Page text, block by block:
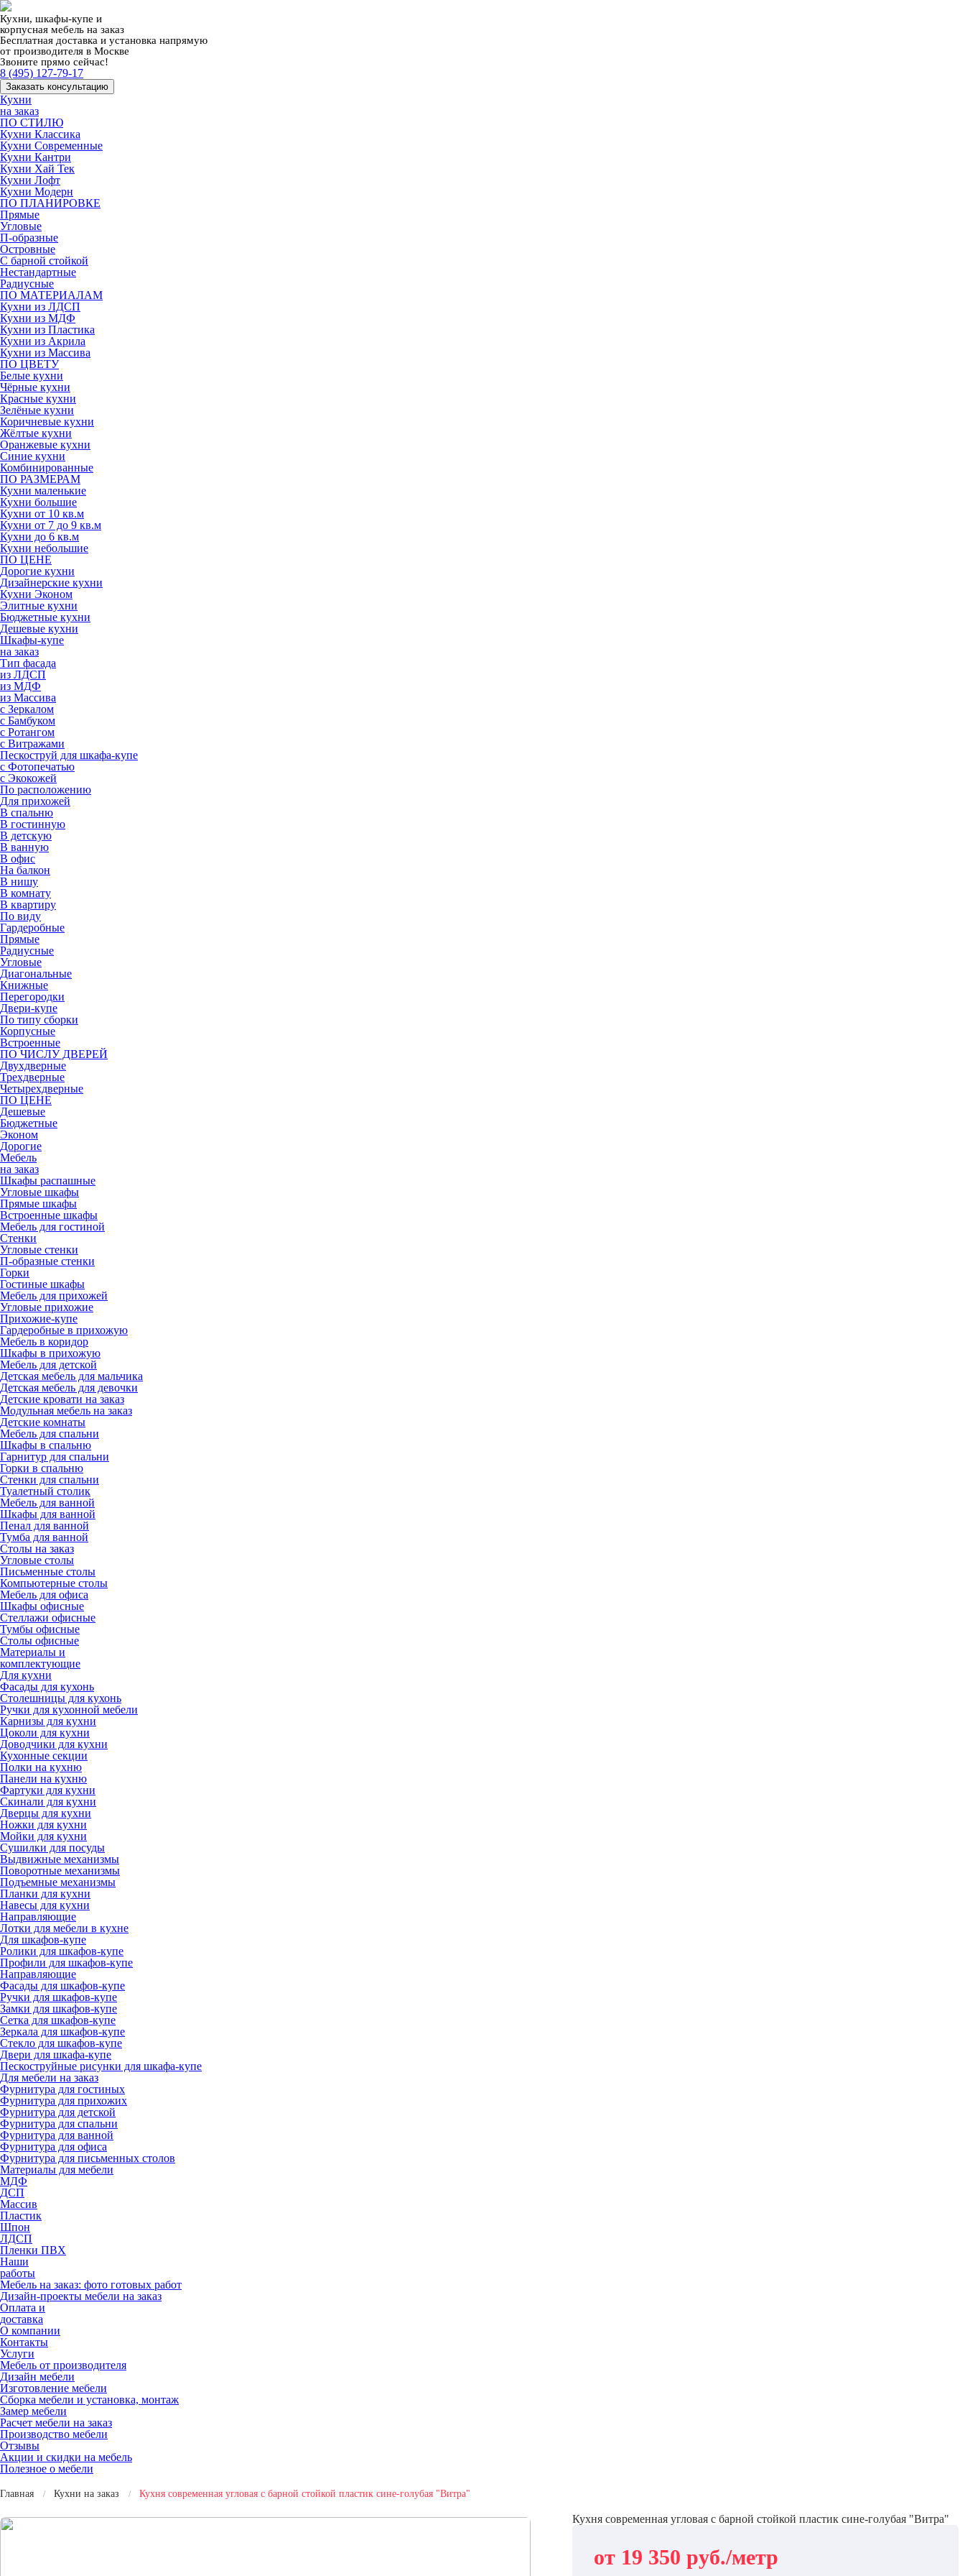
Кухни, шкафы-купе и
корпусная мебель на заказ
Бесплатная доставка и установка напрямую
от производителя в Москве
Звоните прямо сейчас!
8 (495) 127-79-17
Заказать консультацию
Кухни
на заказ
ПО СТИЛЮ
Кухни Классика
Кухни Современные
Кухни Кантри
Кухни Хай Тек
Кухни Лофт
Кухни Модерн
ПО ПЛАНИРОВКЕ
Прямые
Угловые
П-образные
Островные
С барной стойкой
Нестандартные
Радиусные
ПО МАТЕРИАЛАМ
Кухни из ЛДСП
Кухни из МДФ
Кухни из Пластика
Кухни из Акрила
Кухни из Массива
ПО ЦВЕТУ
Белые кухни
Чёрные кухни
Красные кухни
Зелёные кухни
Коричневые кухни
Жёлтые кухни
Оранжевые кухни
Синие кухни
Комбинированные
ПО РАЗМЕРАМ
Кухни маленькие
Кухни большие
Кухни от 10 кв.м
Кухни от 7 до 9 кв.м
Кухни до 6 кв.м
Кухни небольшие
ПО ЦЕНЕ
Дорогие кухни
Дизайнерские кухни
Кухни Эконом
Элитные кухни
Бюджетные кухни
Дешевые кухни
Шкафы-купе
на заказ
Тип фасада
из ЛДСП
из МДФ
из Массива
с Зеркалом
с Бамбуком
с Ротангом
с Витражами
Пескоструй для шкафа-купе
с Фотопечатью
с Экокожей
По расположению
Для прихожей
В спальню
В гостинную
В детскую
В ванную
В офис
На балкон
В нишу
В комнату
В квартиру
По виду
Гардеробные
Прямые
Радиусные
Угловые
Диагональные
Книжные
Перегородки
Двери-купе
По типу сборки
Корпусные
Встроенные
ПО ЧИСЛУ ДВЕРЕЙ
Двухдверные
Трехдверные
Четырехдверные
ПО ЦЕНЕ
Дешевые
Бюджетные
Эконом
Дорогие
Мебель
на заказ
Шкафы распашные
Угловые шкафы
Прямые шкафы
Встроенные шкафы
Мебель для гостиной
Стенки
Угловые стенки
П-образные стенки
Горки
Гостиные шкафы
Мебель для прихожей
Угловые прихожие
Прихожие-купе
Гардеробные в прихожую
Мебель в коридор
Шкафы в прихожую
Мебель для детской
Детская мебель для мальчика
Детская мебель для девочки
Детские кровати на заказ
Модульная мебель на заказ
Детские комнаты
Мебель для спальни
Шкафы в спальню
Гарнитур для спальни
Горки в спальню
Стенки для спальни
Туалетный столик
Мебель для ванной
Шкафы для ванной
Пенал для ванной
Тумба для ванной
Столы на заказ
Угловые столы
Письменные столы
Компьютерные столы
Мебель для офиса
Шкафы офисные
Стеллажи офисные
Тумбы офисные
Столы офисные
Материалы и
комплектующие
Для кухни
Фасады для кухонь
Столешницы для кухонь
Ручки для кухонной мебели
Карнизы для кухни
Цоколи для кухни
Доводчики для кухни
Кухонные секции
Полки на кухню
Панели на кухню
Фартуки для кухни
Скинали для кухни
Дверцы для кухни
Ножки для кухни
Мойки для кухни
Сушилки для посуды
Выдвижные механизмы
Поворотные механизмы
Подъемные механизмы
Планки для кухни
Навесы для кухни
Направляющие
Лотки для мебели в кухне
Для шкафов-купе
Ролики для шкафов-купе
Профили для шкафов-купе
Направляющие
Фасады для шкафов-купе
Ручки для шкафов-купе
Замки для шкафов-купе
Сетка для шкафов-купе
Зеркала для шкафов-купе
Стекло для шкафов-купе
Двери для шкафа-купе
Пескоструйные рисунки для шкафа-купе
Для мебели на заказ
Фурнитура для гостиных
Фурнитура для прихожих
Фурнитура для детской
Фурнитура для спальни
Фурнитура для ванной
Фурнитура для офиса
Фурнитура для письменных столов
Материалы для мебели
МДФ
ДСП
Массив
Пластик
Шпон
ЛДСП
Пленки ПВХ
Наши
работы
Мебель на заказ: фото готовых работ
Дизайн-проекты мебели на заказ
Оплата и
доставка
О компании
Контакты
Услуги
Мебель от производителя
Дизайн мебели
Изготовление мебели
Сборка мебели и установка, монтаж
Замер мебели
Расчет мебели на заказ
Производство мебели
Отзывы
Акции и скидки на мебель
Полезное о мебели
Главная Кухни на заказ Кухня современная угловая с барной стойкой пластик сине-голубая "Витра"
Кухня современная угловая с барной стойкой пластик сине-голубая "Витра"
от 19 350 руб./метр